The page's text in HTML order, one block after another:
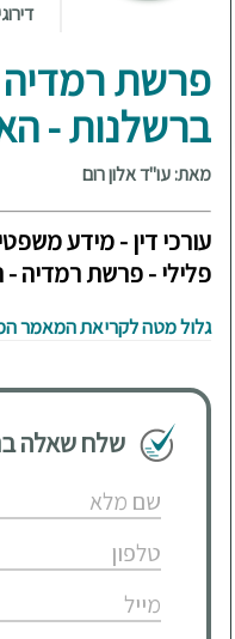
פרשת רמדיה
ברשלנות -
מאת: עו"ד אלון רום
עורכי דין - מידע
פלילי - פרשת רמדיה -
גלול מטה לקריאת המאמר
שלח שאלה